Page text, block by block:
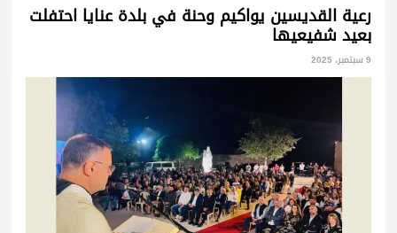
رعية القديسين يواكيم وحنة في بلدة عنايا احتفلت
بعيد شفيعيها
9 سبتمبر، 2025